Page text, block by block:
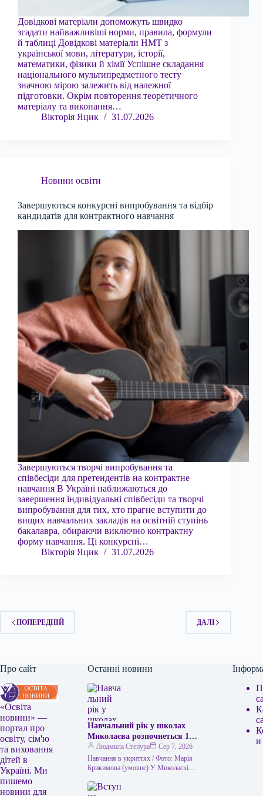
Довідкові матеріали допоможуть швидко
згадати найважливіші норми, правила, формули
й таблиці Довідкові матеріали НМТ з
української мови, літератури, історії,
математики, фізики й хімії Успішне складання
національного мультипредметного тесту
значною мірою залежить від належної
підготовки. Окрім повторення теоретичного
матеріалу та виконання…
Вікторія Яцик
31.07.2026
Новини освіти
Завершуються конкурсні випробування та відбір
кандидатів для контрактного навчання
Завершуються творчі випробування та
співбесіди для претендентів на контрактне
навчання В Україні наближаються до
завершення індивідуальні співбесіди та творчі
випробування для тих, хто прагне вступити до
вищих навчальних закладів на освітній ступінь
бакалавра, обираючи виключно контрактну
форму навчання. Ці конкурсні…
Вікторія Яцик
31.07.2026
ПОПЕРЕДНІЙ ДАЛІ
Про сайт
«Освіта
новини» —
портал про
освіту, сім'ю
та виховання
дітей в
Україні. Ми
пишемо
новини для
Останні новини
Навчальний рік у школах
Миколаєва розпочнеться 1
вересня, проте заняття
проводитимуться виключно в
укриттях.
Людмила Степура
Сер 7, 2026
Навчання в укриттях / Фото: Марія
Брикимова (умовне) У Миколаєві
укриттях. Такий новий формат
и